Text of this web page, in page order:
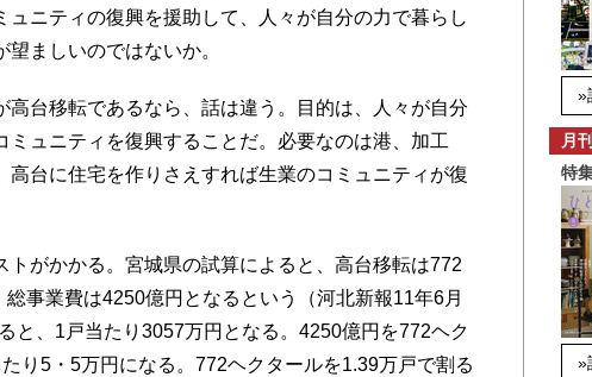
ニティの復興を援助して、人々が自分の力で暮らし
ましいのではないか。
台移転であるなら、話は違う。目的は、人々が自分
ュニティを復興することだ。必要なのは港、加工
台に住宅を作りさえすれば生業のコミュニティが復
がかかる。宮城県の試算によると、高台移転は772
事業費は4250億円となるという（河北新報11年6月
と、1戸当たり3057万円となる。4250億円を772ヘク
り5・5万円になる。772ヘクタールを1.39万戸で割る
»
月
特
»